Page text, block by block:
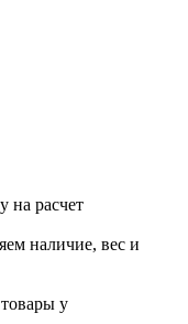
на расчет
наличие, вес и
у